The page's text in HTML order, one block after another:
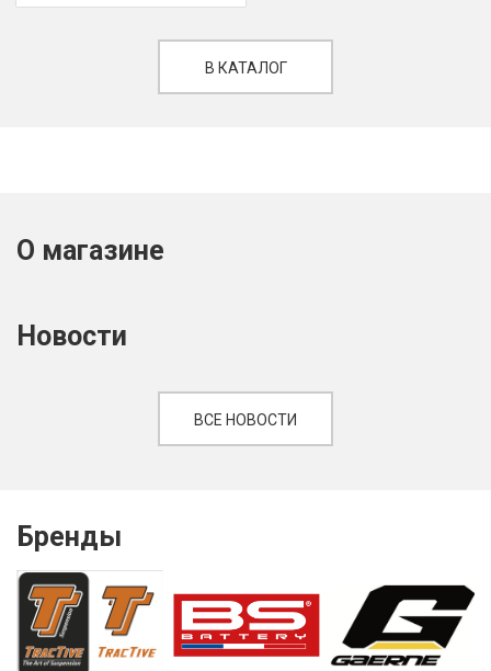
В КАТАЛОГ
О магазине
Новости
ВСЕ НОВОСТИ
Бренды